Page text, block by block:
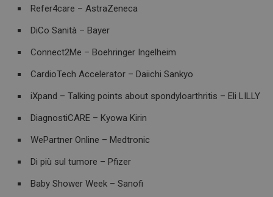
Refer4care – AstraZeneca
DiCo Sanità – Bayer
Connect2Me – Boehringer Ingelheim
CardioTech Accelerator – Daiichi Sankyo
iXpand – Talking points about spondyloarthritis – Eli LILLY
DiagnostiCARE – Kyowa Kirin
WePartner Online – Medtronic
Di più sul tumore – Pfizer
Baby Shower Week – Sanofi